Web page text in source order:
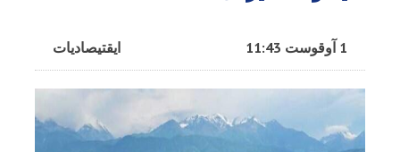
ایقتیصادیات 1 آوقوست 11:43